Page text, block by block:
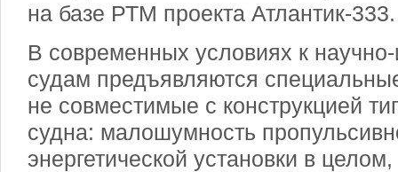
на базе РТМ проекта Атлантик-333.
В современных условиях к
судам предъявляются
не совместимые с конструкцией
судна: малошумность
энергетической установки в